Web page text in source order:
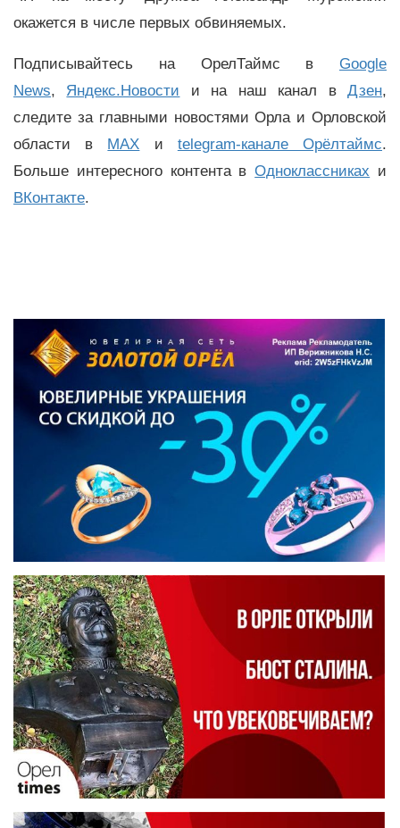
окажется в числе первых обвиняемых.
Подписывайтесь на ОрелТаймс в Google
News, Яндекс.Новости и на наш канал вДзен,
следите за главными новостями Орла и Орловской
области в MAX и telegram-канале Орёлтаймс.
Больше интересного контента вОдноклассниках и
ВКонтакте.